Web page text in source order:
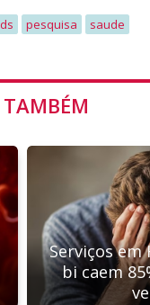
pesquisa saude
Serviços em
bi caem